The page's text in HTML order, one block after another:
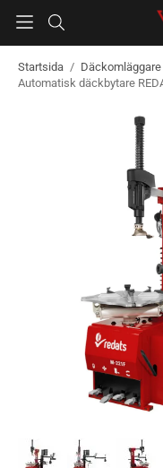
Startsida / Däckomläggare
Automatisk däckbytare